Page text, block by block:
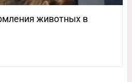
животных в